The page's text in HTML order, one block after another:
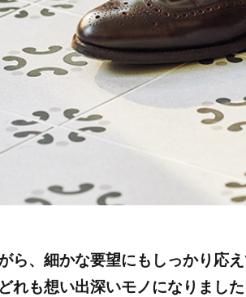
ら、細かな要望にもしっかり応え
れも想い出深いモノになりました